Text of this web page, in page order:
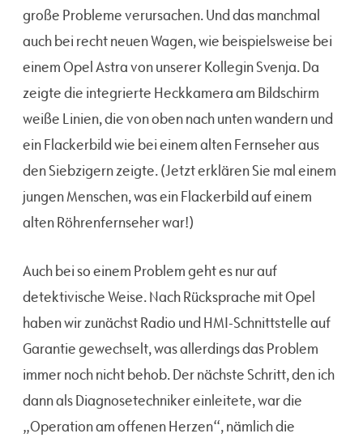
große Probleme verursachen. Und das manchmal
auch bei recht neuen Wagen, wie beispielsweise bei
einem Opel Astra von unserer Kollegin Svenja. Da
zeigte die integrierte Heckkamera am Bildschirm
weiße Linien, die von oben nach unten wandern und
ein Flackerbild wie bei einem alten Fernseher aus
den Siebzigern zeigte. (Jetzt erklären Sie mal einem
jungen Menschen, was ein Flackerbild auf einem
alten Röhrenfernseher war!)
Auch bei so einem Problem geht es nur auf
detektivische Weise. Nach Rücksprache mit Opel
haben wir zunächst Radio und HMI-Schnittstelle auf
Garantie gewechselt, was allerdings das Problem
immer noch nicht behob. Der nächste Schritt, den ich
dann als Diagnosetechniker einleitete, war die
„Operation am offenen Herzen“, nämlich die